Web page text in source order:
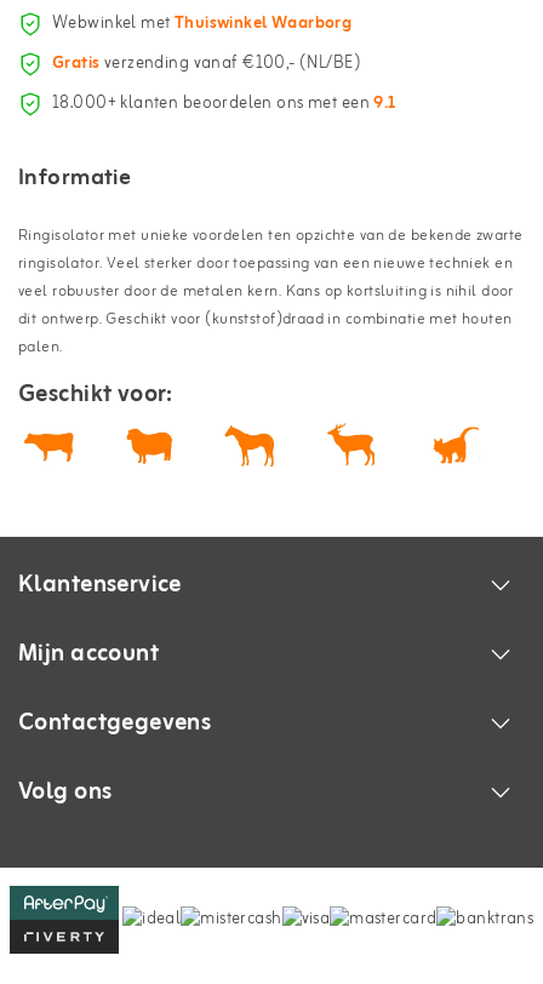
Webwinkel metThuiswinkel Waarborg
Gratisverzending vanaf €100,- (NL/BE)
18.000+ klanten beoordelen ons met een9.1
Informatie
Ringisolator met unieke voordelen ten opzichte van de bekende zwarte
ringisolator. Veel sterker door toepassing van een nieuwe techniek en
veel robuuster door de metalen kern. Kans op kortsluiting is nihil door
dit ontwerp. Geschikt voor (kunststof)draad in combinatie met houten
palen.
Geschikt voor:
Klantenservice
Mijn account
Contactgegevens
Volg ons